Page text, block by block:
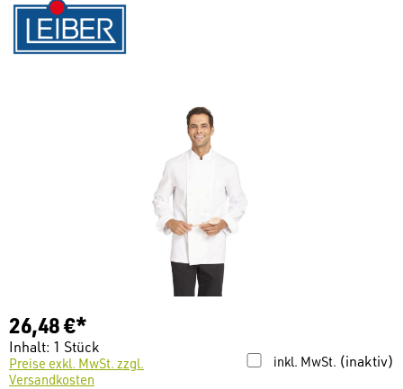
26,48 €*
Inhalt: 1 Stück
inkl. MwSt. (inaktiv)
Preise exkl. MwSt. zzgl.
Versandkosten